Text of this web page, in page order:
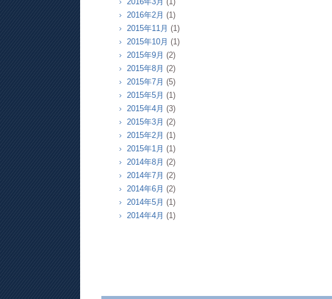
2016年2月 (1)
2015年11月 (1)
2015年10月 (1)
2015年9月 (2)
2015年8月 (2)
2015年7月 (5)
2015年5月 (1)
2015年4月 (3)
2015年3月 (2)
2015年2月 (1)
2015年1月 (1)
2014年8月 (2)
2014年7月 (2)
2014年6月 (2)
2014年5月 (1)
2014年4月 (1)